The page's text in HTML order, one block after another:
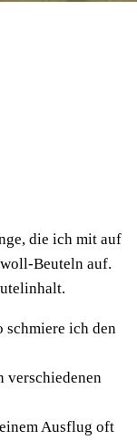
die ich mit auf
Beuteln auf.
schmiere ich den
verschiedenen
Ausflug oft